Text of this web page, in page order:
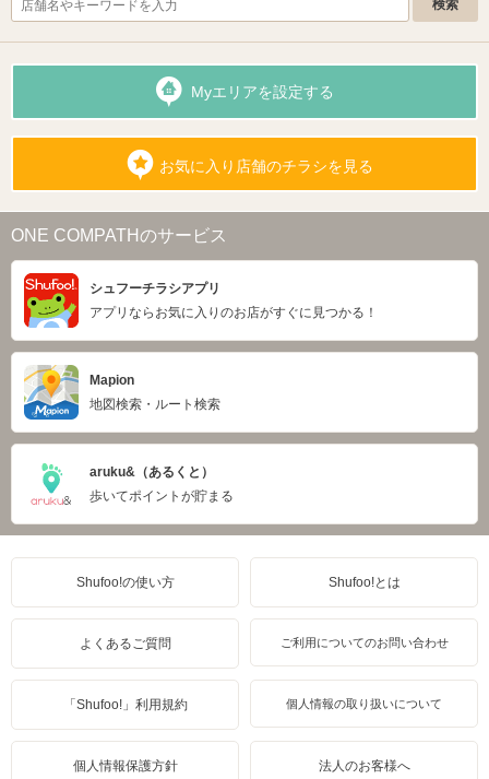
Myエリアを設定する
お気に入り店舗のチラシを見る
ONE COMPATHのサービス
シュフーチラシアプリ
アプリならお気に入りのお店がすぐに見つかる！
Mapion
地図検索・ルート検索
aruku&（あるくと）
歩いてポイントが貯まる
Shufoo!の使い方 Shufoo!とは
よくあるご質問 ご利用についてのお問い合わせ
「Shufoo!」利用規約 個人情報の取り扱いについて
個人情報保護方針 法人のお客様へ